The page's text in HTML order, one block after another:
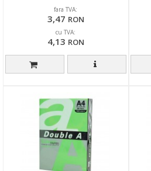
fara TVA:
3,47 RON
cu TVA:
4,13 RON